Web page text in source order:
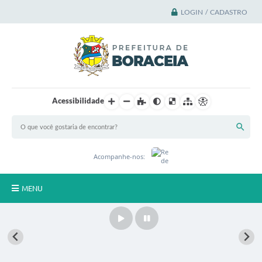
LOGIN / CADASTRO
Acessibilidade
Acompanhe-nos:
MENU
A Cidade